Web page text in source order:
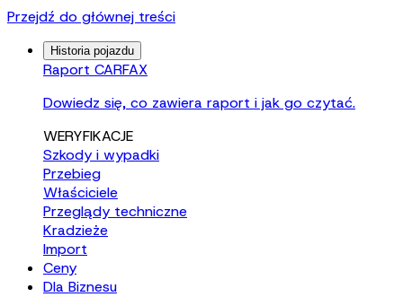
Przejdź do głównej treści
Historia pojazdu
Raport CARFAX
Dowiedz się, co zawiera raport i jak go czytać.
WERYFIKACJE
Szkody i wypadki
Przebieg
Właściciele
Przeglądy techniczne
Kradzieże
Import
Ceny
Dla Biznesu